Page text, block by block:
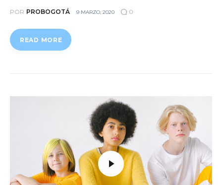
POR PROBOGOTÁ 9 MARZO, 2020 0
READ MORE